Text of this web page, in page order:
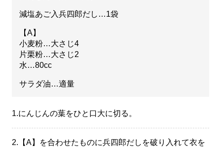
減塩あご入兵四郎だし…1袋
【A】
小麦粉…大さじ4
片栗粉…大さじ2
水…80cc
サラダ油…適量
1.にんじんの葉をひと口大に切る。
2. 【A】を合わせたものに兵四郎だしを破り入れて衣を